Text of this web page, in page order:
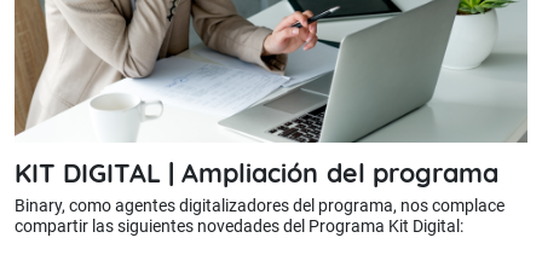
KIT DIGITAL | Ampliación del programa
Binary, como agentes digitalizadores del programa, nos complace
compartir las siguientes novedades del Programa Kit Digital: